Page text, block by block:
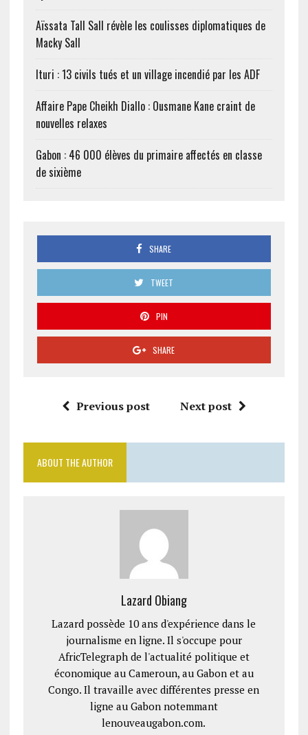
Aïssata Tall Sall révèle les coulisses diplomatiques de
Macky Sall
Ituri : 13 civils tués et un village incendié par les ADF
Affaire Pape Cheikh Diallo : Ousmane Kane craint de
nouvelles relaxes
Gabon : 46 000 élèves du primaire affectés en classe
de sixième
SHARE
TWEET
PIN
SHARE
Previous post Next post
ABOUT THE AUTHOR
Lazard Obiang
Lazard possède 10 ans d'expérience dans le
journalisme en ligne. Il s'occupe pour
AfricTelegraph de l'actualité politique et
économique au Cameroun, au Gabon et au
Congo. Il travaille avec différentes presse en
ligne au Gabon notemmant
lenouveaugabon.com.